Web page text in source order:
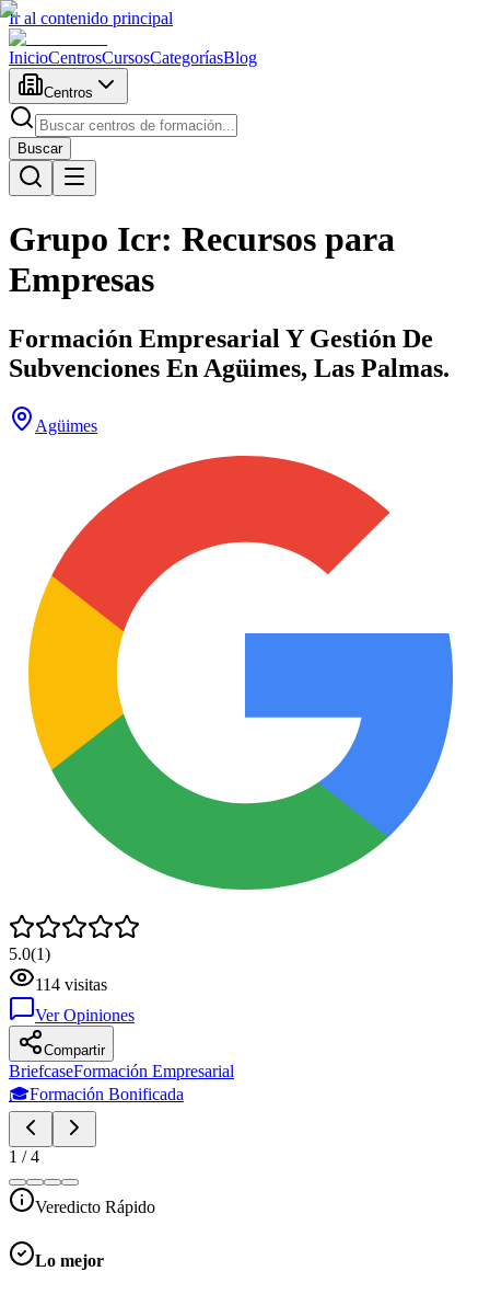
Ir al contenido principal
InicioCentrosCursosCategoríasBlog
Centros
Buscar
Grupo Icr: Recursos para
Empresas
Formación Empresarial Y Gestión De
Subvenciones En Agüimes, Las Palmas.
Agüimes
5.0(1)
114 visitas
Ver Opiniones
Compartir
BriefcaseFormación Empresarial
🎓Formación Bonificada
1 /4
Veredicto Rápido
Lo mejor